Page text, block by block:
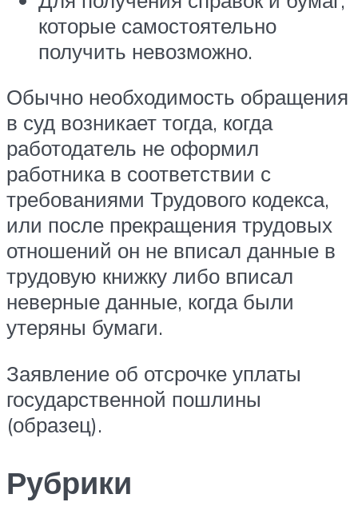
которые самостоятельно
получить невозможно.
Обычно необходимость обращения
в суд возникает тогда, когда
работодатель не оформил
работника в соответствии с
требованиями Трудового кодекса,
или после прекращения трудовых
отношений он не вписал данные в
трудовую книжку либо вписал
неверные данные, когда были
утеряны бумаги.
Заявление об отсрочке уплаты
государственной пошлины
(образец).
Рубрики